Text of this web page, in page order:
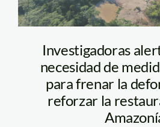
Investigadoras
necesidad de
para frenar la
reforzar la